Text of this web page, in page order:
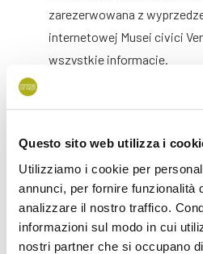
Questo sito web utilizza i
Utilizziamo i cookie per
annunci, per fornire funzionalità
analizzare il nostro traffico.
informazioni sul modo in cui
nostri partner che si occupano
zarezerwowana z
internetowej Musei civici
wszystkie informacje.
Dzień Dziecka: Peggy
Przepłynięciegondolą:
opcją jest przejazd
wykorzystują jako
Wielki Kanał (2,00 €).
Samuele, Punta Della